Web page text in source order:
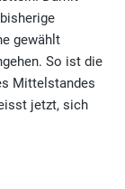
gewählt
So ist die
Mittelstandes
jetzt, sich